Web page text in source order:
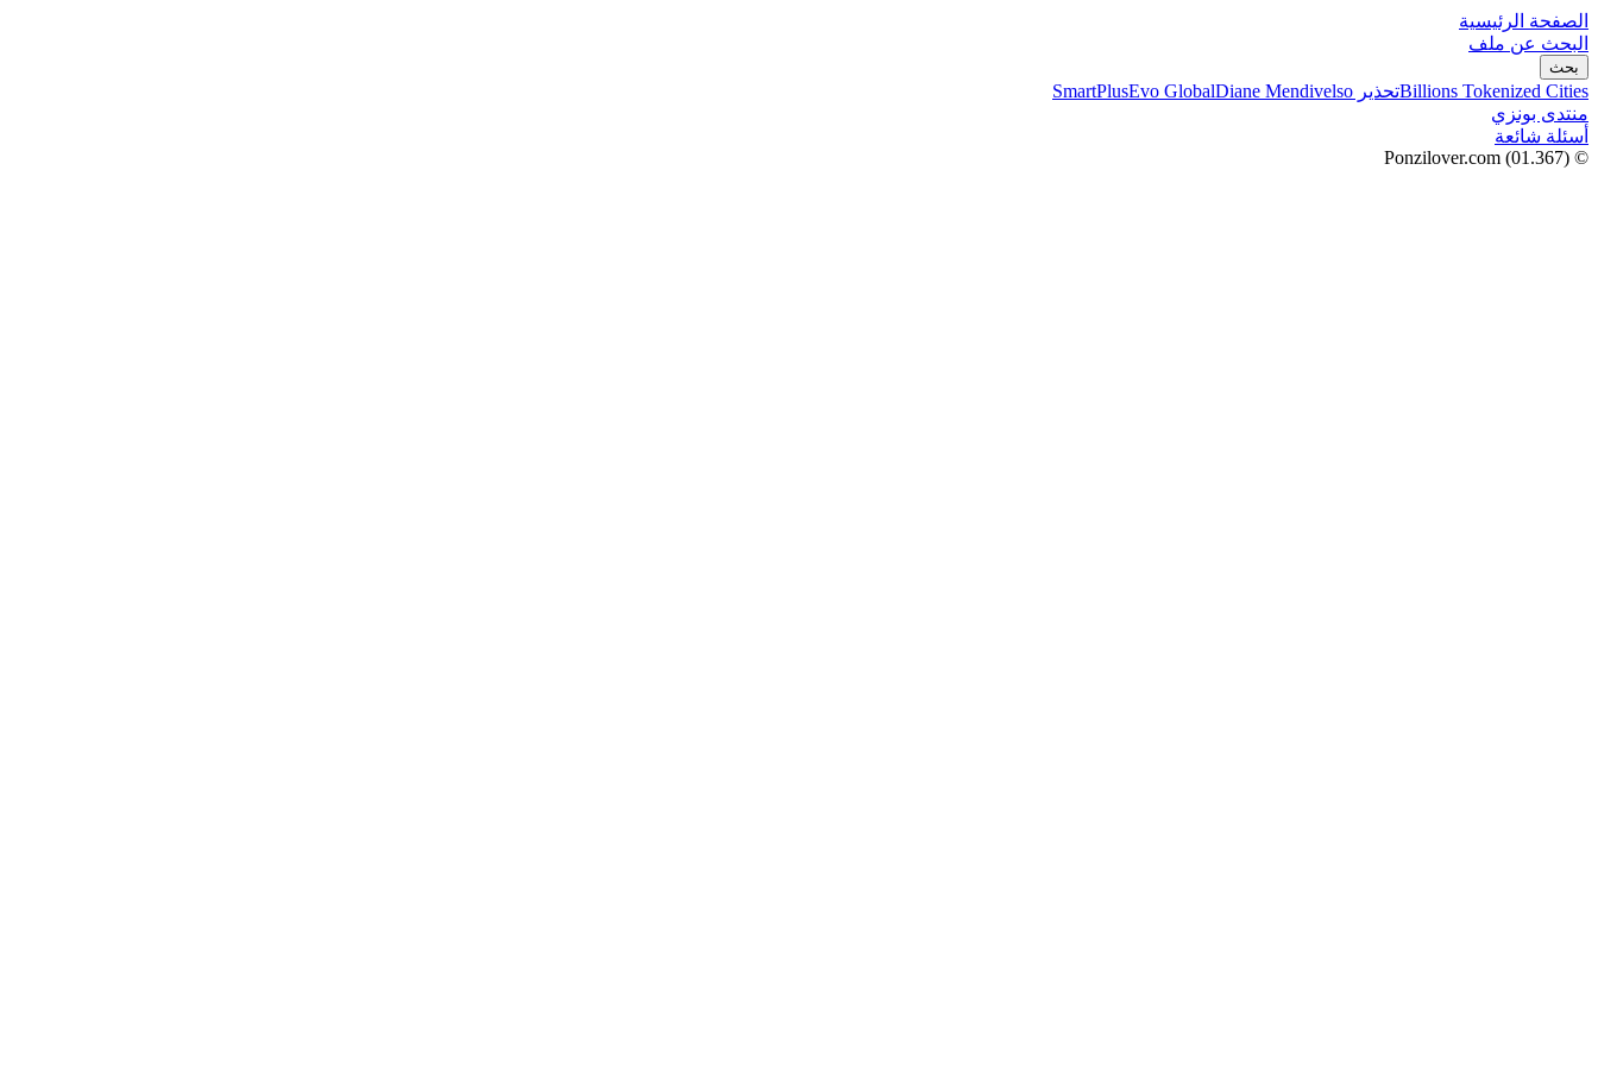
الصفحة الرئيسية
البحث عن ملف
بحث
Billions Tokenized Citiesتحذير SmartPlus Evo GlobalDiane Mendivelso
منتدى بونزي
أسئلة شائعة
© Ponzilover.com
(01.367)